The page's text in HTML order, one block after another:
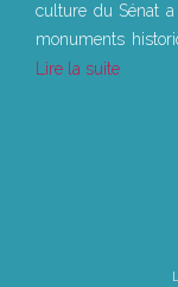
culture du Sénat
monuments
Lire la suite